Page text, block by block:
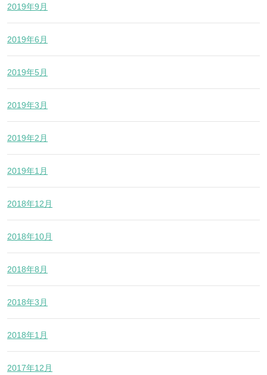
2019年9月
2019年6月
2019年5月
2019年3月
2019年2月
2019年1月
2018年12月
2018年10月
2018年8月
2018年3月
2018年1月
2017年12月